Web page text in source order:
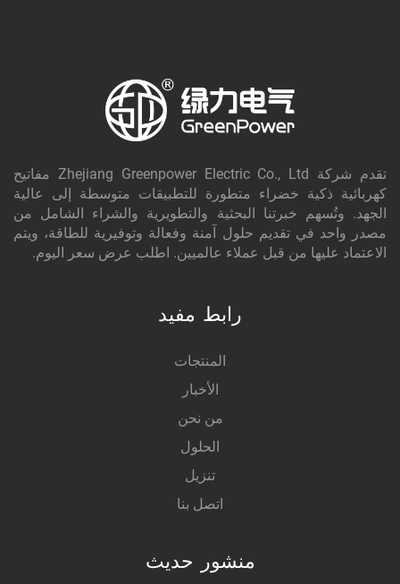
تقدم شركة Zhejiang Greenpower Electric Co., Ltd مفاتيح
كهربائية ذكية خضراء متطورة للتطبيقات متوسطة إلى عالية
الجهد. وتُسهم خبرتنا البحثية والتطويرية والشراء الشامل من
مصدر واحد في تقديم حلول آمنة وفعالة وتوفيرية للطاقة، ويتم
الاعتماد عليها من قبل عملاء عالميين. اطلب عرض سعر اليوم.
رابط مفيد
المنتجات
الأخبار
من نحن
الحلول
تنزيل
اتصل بنا
منشور حديث